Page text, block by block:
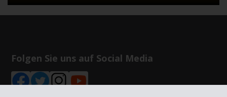
Folgen Sie uns auf Social Media